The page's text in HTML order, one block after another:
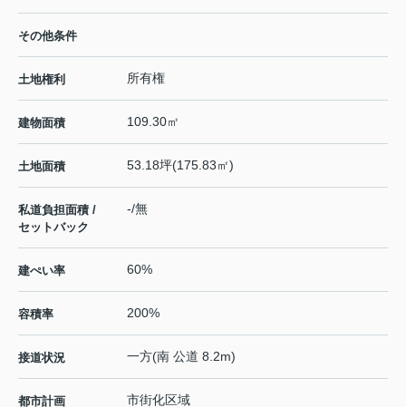
その他条件
土地権利 所有権
建物面積 109.30㎡
土地面積 53.18坪(175.83㎡)
私道負担面積 /
セットバック
-/無
建ぺい率 60%
容積率 200%
接道状況 一方(南 公道 8.2m)
都市計画 市街化区域